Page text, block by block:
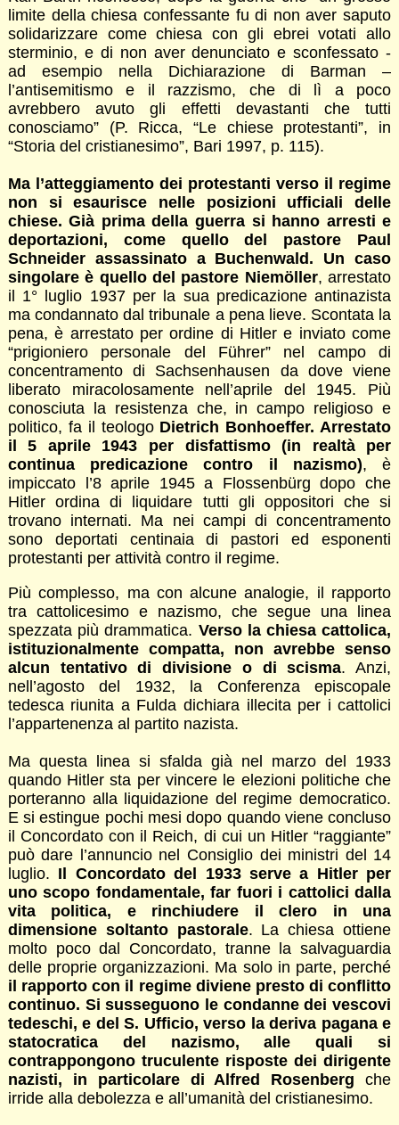
limite della chiesa confessante fu di non aver saputo
solidarizzare come chiesa con gli ebrei votati allo
sterminio, e di non aver denunciato e sconfessato -
ad esempio nella Dichiarazione di Barman –
l’antisemitismo e il razzismo, che di lì a poco
avrebbero avuto gli effetti devastanti che tutti
conosciamo” (P. Ricca, “Le chiese protestanti”, in
“Storia del cristianesimo”, Bari 1997, p. 115).
Ma l’atteggiamento dei protestanti verso il regime
non si esaurisce nelle posizioni ufficiali delle
chiese. Già prima della guerra si hanno arresti e
deportazioni, come quello del pastore Paul
Schneider assassinato a Buchenwald. Un caso
singolare è quello del pastore Niemöller, arrestato
il 1° luglio 1937 per la sua predicazione antinazista
ma condannato dal tribunale a pena lieve. Scontata la
pena, è arrestato per ordine di Hitler e inviato come
“prigioniero personale del Führer” nel campo di
concentramento di Sachsenhausen da dove viene
liberato miracolosamente nell’aprile del 1945. Più
conosciuta la resistenza che, in campo religioso e
politico, fa il teologo Dietrich Bonhoeffer. Arrestato
il 5 aprile 1943 per disfattismo (in realtà per
continua predicazione contro il nazismo), è
impiccato l’8 aprile 1945 a Flossenbürg dopo che
Hitler ordina di liquidare tutti gli oppositori che si
trovano internati. Ma nei campi di concentramento
sono deportati centinaia di pastori ed esponenti
protestanti per attività contro il regime.
Più complesso, ma con alcune analogie, il rapporto
tra cattolicesimo e nazismo, che segue una linea
spezzata più drammatica. Verso la chiesa cattolica,
istituzionalmente compatta, non avrebbe senso
alcun tentativo di divisione o di scisma. Anzi,
nell’agosto del 1932, la Conferenza episcopale
tedesca riunita a Fulda dichiara illecita per i cattolici
l’appartenenza al partito nazista.
Ma questa linea si sfalda già nel marzo del 1933
quando Hitler sta per vincere le elezioni politiche che
porteranno alla liquidazione del regime democratico.
E si estingue pochi mesi dopo quando viene concluso
il Concordato con il Reich, di cui un Hitler “raggiante”
può dare l’annuncio nel Consiglio dei ministri del 14
luglio. Il Concordato del 1933 serve a Hitler per
uno scopo fondamentale, far fuori i cattolici dalla
vita politica, e rinchiudere il clero in una
dimensione soltanto pastorale. La chiesa ottiene
molto poco dal Concordato, tranne la salvaguardia
delle proprie organizzazioni. Ma solo in parte, perché
il rapporto con il regime diviene presto di conflitto
continuo. Si susseguono le condanne dei vescovi
tedeschi, e del S. Ufficio, verso la deriva pagana e
statocratica del nazismo, alle quali si
contrappongono truculente risposte dei dirigente
nazisti, in particolare di Alfred Rosenberg che
irride alla debolezza e all’umanità del cristianesimo.